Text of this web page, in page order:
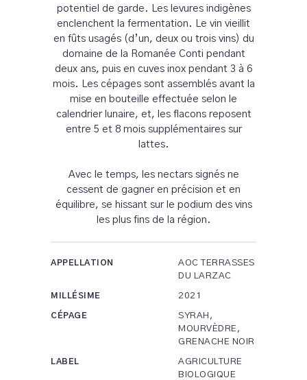
potentiel de garde. Les levures indigènes
enclenchent la fermentation. Le vin vieillit
en fûts usagés (d’un, deux ou trois vins) du
domaine de la Romanée Conti pendant
deux ans, puis en cuves inox pendant 3 à 6
mois. Les cépages sont assemblés avant la
mise en bouteille effectuée selon le
calendrier lunaire, et, les flacons reposent
entre 5 et 8 mois supplémentaires sur
lattes.
Avec le temps, les nectars signés ne
cessent de gagner en précision et en
équilibre, se hissant sur le podium des vins
les plus fins de la région.
APPELLATION
AOC TERRASSES
DU LARZAC
MILLÉSIME 2021
CÉPAGE
SYRAH,
MOURVÈDRE,
GRENACHE NOIR
LABEL
AGRICULTURE
BIOLOGIQUE